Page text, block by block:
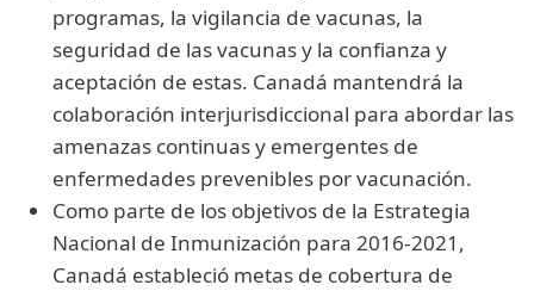
programas, la vigilancia de vacunas, la
seguridad de las vacunas y la confianza y
aceptación de estas. Canadá mantendrá la
colaboración interjurisdiccional para abordar las
amenazas continuas y emergentes de
enfermedades prevenibles por vacunación.
Como parte de los objetivos de la Estrategia
Nacional de Inmunización para 2016-2021,
Canadá estableció metas de cobertura de